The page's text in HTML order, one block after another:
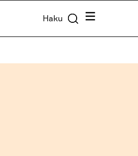
Haku Valikko